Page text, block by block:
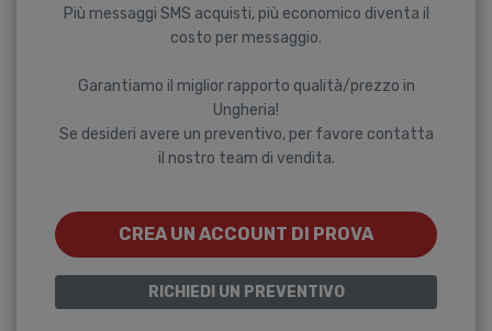
Più messaggi SMS acquisti, più economico diventa il
costo per messaggio.
Garantiamo il miglior rapporto qualità/prezzo in
Ungheria!
Se desideri avere un preventivo, per favore contatta
il nostro team di vendita.
CREA UN ACCOUNT DI PROVA
RICHIEDI UN PREVENTIVO